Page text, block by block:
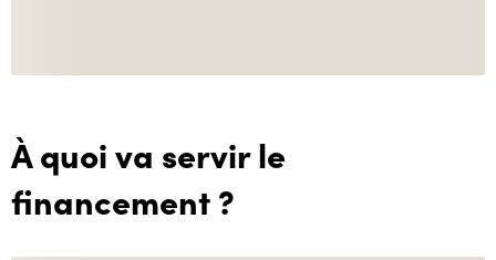
À quoi va servir le
financement ?